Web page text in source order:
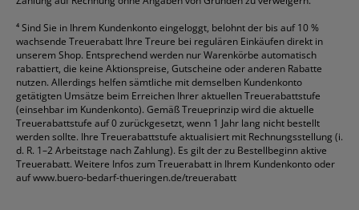
⁴Sind Sie in Ihrem Kundenkonto eingeloggt, belohnt der bis auf 10 %
wachsende Treuerabatt Ihre Treure bei regulären Einkäufen direkt in
unserem Shop. Entsprechend werden nur Warenkörbe automatisch
rabattiert, die keine Aktionspreise, Gutscheine oder anderen Rabatte
nutzen. Allerdings helfen sämtliche mit demselben Kundenkonto
getätigten Umsätze beim Erreichen Ihrer aktuellen Treuerabattstufe
(einsehbar im Kundenkonto). Gemäß Treueprinzip wird die aktuelle
Treuerabattstufe auf 0 zurückgesetzt, wenn 1 Jahr lang nicht bestellt
werden sollte. Ihre Treuerabattstufe aktualisiert mit Rechnungsstellung (i.
d. R. 1–2 Arbeitstage nach Zahlung). Es gilt der zu Bestellbeginn aktive
Treuerabatt. Weitere Infos zum Treuerabatt in Ihrem Kundenkonto oder
aufwww.buero-bedarf-thueringen.de/treuerabatt